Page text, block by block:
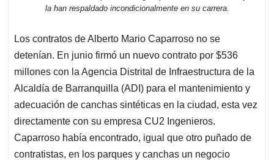
la han respaldado incondicionalmente en su carrera.
Los contratos de Alberto Mario Caparroso no se
detenían. En junio firmó un nuevo contrato por $536
millones con la Agencia Distrital de Infraestructura de la
Alcaldía de Barranquilla (ADI) para el mantenimiento y
adecuación de canchas sintéticas en la ciudad, esta vez
directamente con su empresa CU2 Ingenieros.
Caparroso había encontrado, igual que otro puñado de
contratistas, en los parques y canchas un negocio